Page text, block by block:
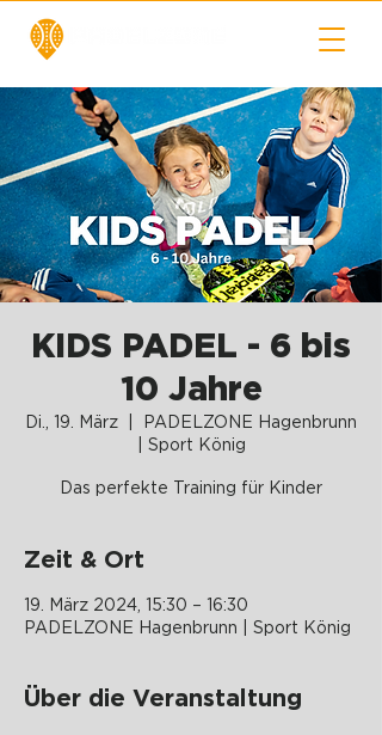
KIDS PADEL - 6 bis
10 Jahre
Di., 19. März
PADELZONE Hagenbrunn
| Sport König
Das perfekte Training für Kinder
Zeit & Ort
19. März 2024, 15:30 – 16:30
PADELZONE Hagenbrunn | Sport König
Über die Veranstaltung